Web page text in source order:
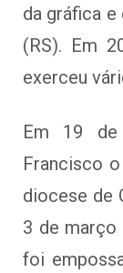
da gráfica
(RS). Em
exerceu
Em 19
Francisco
diocese de
3 de março
foi